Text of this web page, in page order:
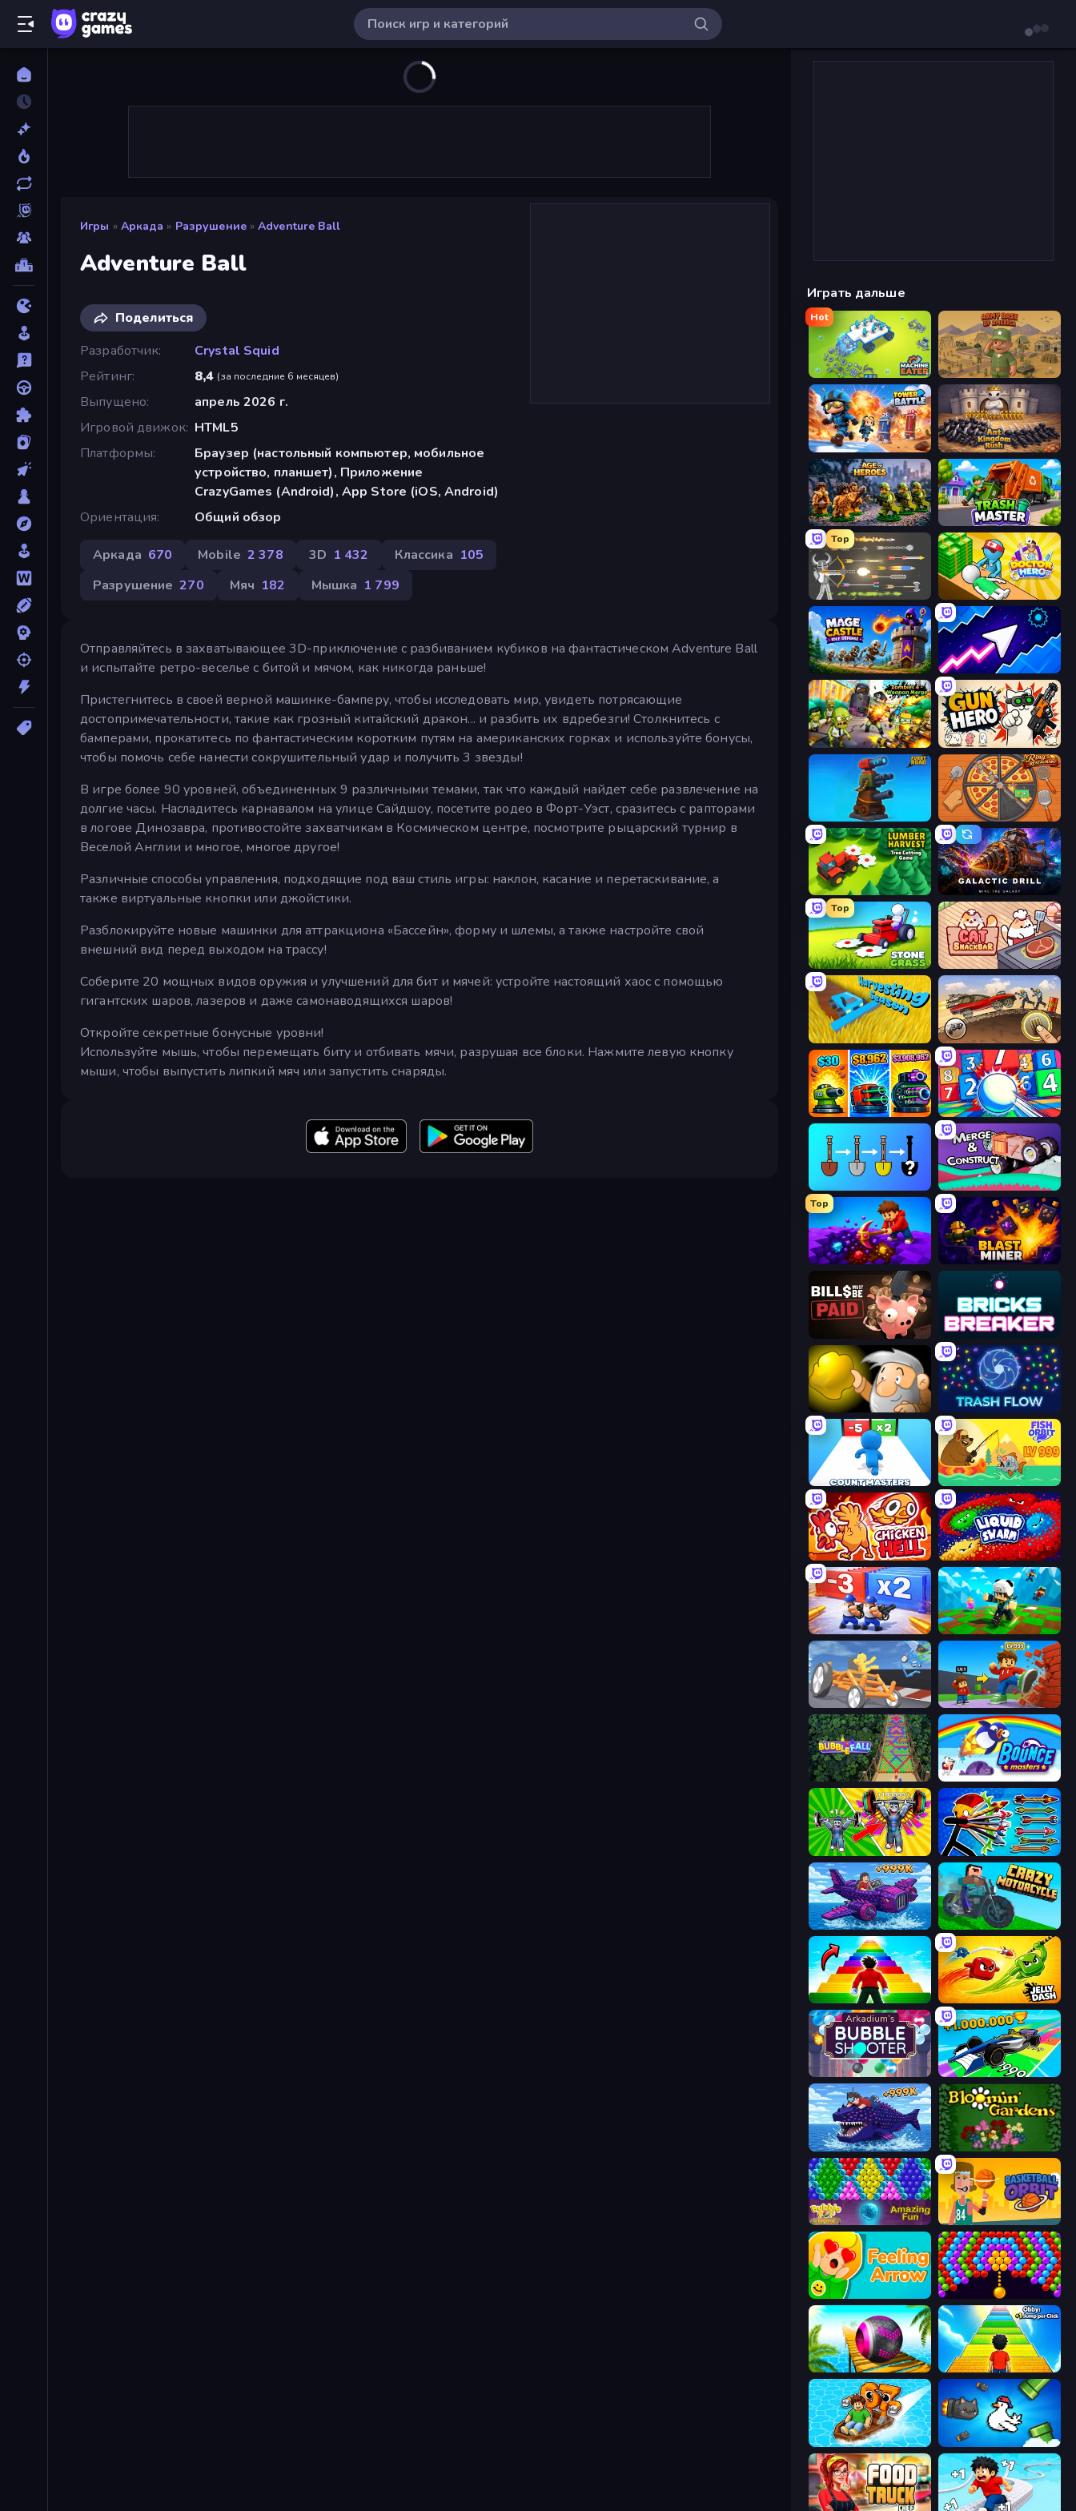
Игры » Аркада » Разрушение » Adventure Ball
Adventure Ball
Поделиться
Разработчик
Crystal Squid
Рейтинг
8,4 (за последние 6 месяцев)
Выпущено
апрель 2026 г.
Игровой движок HTML5
Платформы
Браузер (настольный компьютер, мобильное
устройство, планшет), Приложение
CrazyGames (Android), App Store (iOS, Android)
Ориентация
Общий обзор
Аркада 670 Mobile 2 378 3D 1 432 Классика 105
Разрушение 270 Мяч 182 Мышка 1 799
Отправляйтесь в захватывающее 3D-приключение с разбиванием кубиков на фантастическом Adventure Ball
и испытайте ретро-веселье с битой и мячом, как никогда раньше!
Пристегнитесь в своей верной машинке-бамперу, чтобы исследовать мир, увидеть потрясающие
достопримечательности, такие как грозный китайский дракон... и разбить их вдребезги! Столкнитесь с
бамперами, прокатитесь по фантастическим коротким путям на американских горках и используйте бонусы,
чтобы помочь себе нанести сокрушительный удар и получить 3 звезды!
В игре более 90 уровней, объединенных 9 различными темами, так что каждый найдет себе развлечение на
долгие часы. Насладитесь карнавалом на улице Сайдшоу, посетите родео в Форт-Уэст, сразитесь с рапторами
в логове Динозавра, противостойте захватчикам в Космическом центре, посмотрите рыцарский турнир в
Веселой Англии и многое, многое другое!
Различные способы управления, подходящие под ваш стиль игры: наклон, касание и перетаскивание, а
также виртуальные кнопки или джойстики.
Разблокируйте новые машинки для аттракциона «Бассейн», форму и шлемы, а также настройте свой
внешний вид перед выходом на трассу!
Соберите 20 мощных видов оружия и улучшений для бит и мячей: устройте настоящий хаос с помощью
гигантских шаров, лазеров и даже самонаводящихся шаров!
Откройте секретные бонусные уровни!
Используйте мышь, чтобы перемещать биту и отбивать мячи, разрушая все блоки. Нажмите левую кнопку
мыши, чтобы выпустить липкий мяч или запустить снаряды.
Играть дальше
Hot
Machine Eater Army Base Of America
Tower Battle Ant Kingdom Rush
Age of Heroes Trash Master
Top
Ragdoll Archers Doctor Hero
Mage Castle Idle Defense Space Waves
Zombies 4 Weapon Merge Gun Hero: Cat Survival
Furry Road Ring Restaurant
Lumber Harvest: Tree Cutting Game Galactic Drill
Top
Stone Grass: Mowing Simulator Cat Snack Bar
Harvesting Season Earn to Die: Zombie Ride
Pumpkin Defense: Merge Cannon Entropy
Merge & Construct
Top
Obby: Dig Down Blast Miner
Bills Must Be Paid Bricks Breaker
Gold Miner Trash Flow
Fish Orbit
Chicken Hell Liquid Swarm
Battle Brigade Robby: Many Games
Draw Crash Race Obby: +1 Click Wall Breaker
Bubble Fall Bouncemasters
Obby: Gym Simulator, Escape Archer Ragdoll Masters
Obby Plane Power Challenge: Fly Crazy Motorcycle
Obby Highest Jump Ever Jelly Dash
Obby Car Challenge: Drive
Obby Fish Challenge: Ride Blooming Gardens
Bubble Pop Legend Basketball Orbit
Feeling Arrow Bubble Story
Rolling Balls Sea Race Obby: +1 Jump per Click
Float for Brainrots Honk